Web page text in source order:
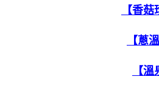
【香
【蔥
【